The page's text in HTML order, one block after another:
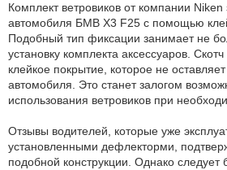
Комплект ветровиков от компании Niken
автомобиля БМВ Х3 F25 с помощью
Подобный тип фиксации занимает не
установку комплекта аксессуаров.
клейкое покрытие, которое не
автомобиля. Это станет залогом
использования ветровиков при
Отзывы водителей, которые уже
установленными дефлекторми,
подобной конструкции. Однако